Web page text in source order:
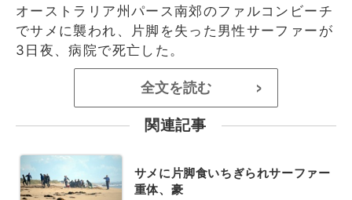
オーストラリア州パース南郊のファルコンビーチ
でサメに襲われ、片脚を失った男性サーファーが
3日夜、病院で死亡した。
全文を読む >
関連記事
サメに片脚食いちぎられサーファー
重体、豪